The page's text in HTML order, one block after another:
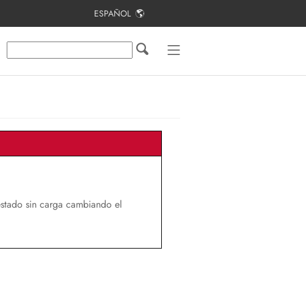
ESPAÑOL
sin carga cambiando el
Índice
Conexión eléctrica